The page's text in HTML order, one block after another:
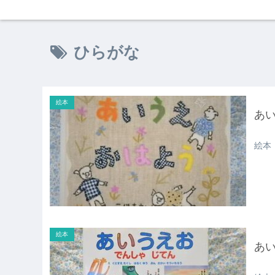
ひらがな
絵本
あ
絵
絵本
あ